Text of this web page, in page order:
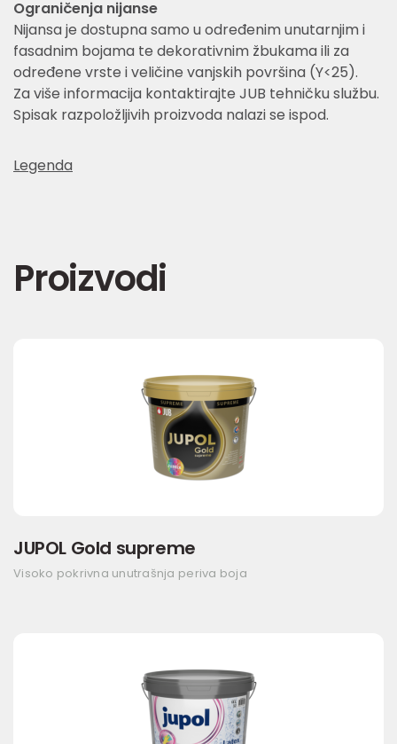
Ograničenja nijanse
Nijansa je dostupna samo u određenim unutarnjim i
fasadnim bojama te dekorativnim žbukama ili za
određene vrste i veličine vanjskih površina (Y<25).
Za više informacija kontaktirajte JUB tehničku službu.
Spisak razpoložljivih proizvoda nalazi se ispod.
Legenda
Proizvodi
JUPOL Gold supreme
Visoko pokrivna unutrašnja periva boja